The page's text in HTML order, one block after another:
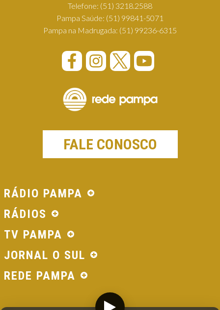
Telefone: (51) 3218.2588
Pampa Saúde: (51) 99841-5071
Pampa na Madrugada: (51) 99236-6315
FALE CONOSCO
RÁDIO PAMPA
RÁDIOS
TV PAMPA
JORNAL O SUL
REDE PAMPA